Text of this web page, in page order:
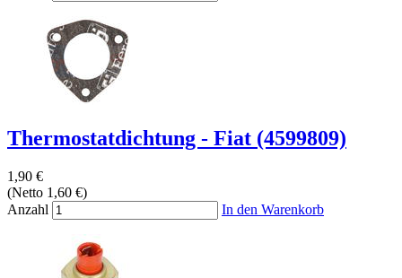
Thermostatdichtung - Fiat (4599809)
1,90 €
(Netto 1,60 €)
Anzahl
In den Warenkorb